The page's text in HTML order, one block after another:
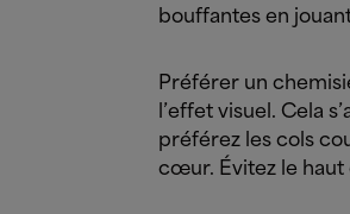
bouffantes en
Préférer un
l’effet visuel. Cela
préférez les cols
cœur. Évitez le